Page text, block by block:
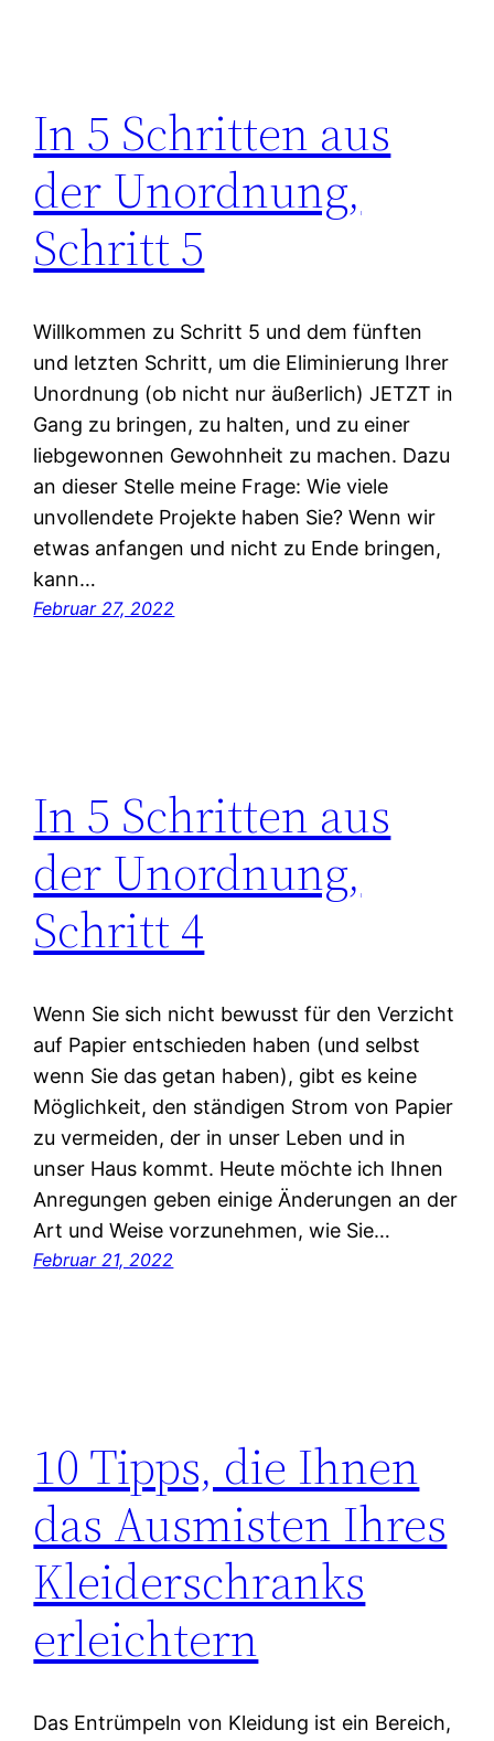
In 5 Schritten aus
der Unordnung,
Schritt 5
Willkommen zu Schritt 5 und dem fünften
und letzten Schritt, um die Eliminierung Ihrer
Unordnung (ob nicht nur äußerlich) JETZT in
Gang zu bringen, zu halten, und zu einer
liebgewonnen Gewohnheit zu machen. Dazu
an dieser Stelle meine Frage: Wie viele
unvollendete Projekte haben Sie? Wenn wir
etwas anfangen und nicht zu Ende bringen,
kann…
Februar 27, 2022
In 5 Schritten aus
der Unordnung,
Schritt 4
Wenn Sie sich nicht bewusst für den Verzicht
auf Papier entschieden haben (und selbst
wenn Sie das getan haben), gibt es keine
Möglichkeit, den ständigen Strom von Papier
zu vermeiden, der in unser Leben und in
unser Haus kommt. Heute möchte ich Ihnen
Anregungen geben einige Änderungen an der
Art und Weise vorzunehmen, wie Sie…
Februar 21, 2022
10 Tipps, die Ihnen
das Ausmisten Ihres
Kleiderschranks
erleichtern
Das Entrümpeln von Kleidung ist ein Bereich,